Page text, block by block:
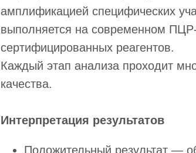
амплификацией специфических
выполняется на современном
сертифицированных реагентов.
Каждый этап анализа проходит
качества.
Интерпретация результатов
Положительный результат —